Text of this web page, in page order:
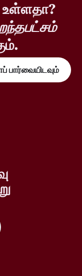
உள்ளதா?
பார்வையிடவும்